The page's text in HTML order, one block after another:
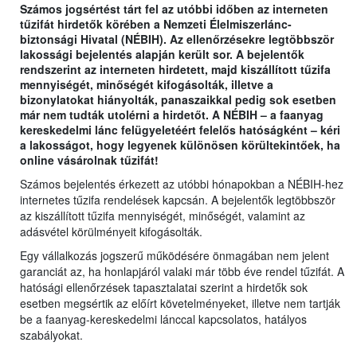
Számos jogsértést tárt fel az utóbbi időben az interneten
tűzifát hirdetők körében a Nemzeti Élelmiszerlánc-
biztonsági Hivatal (NÉBIH). Az ellenőrzésekre legtöbbször
lakossági bejelentés alapján került sor. A bejelentők
rendszerint az interneten hirdetett, majd kiszállított tűzifa
mennyiségét, minőségét kifogásolták, illetve a
bizonylatokat hiányolták, panaszaikkal pedig sok esetben
már nem tudták utolérni a hirdetőt. A NÉBIH – a faanyag
kereskedelmi lánc felügyeletéért felelős hatóságként – kéri
a lakosságot, hogy legyenek különösen körültekintőek, ha
online vásárolnak tűzifát!
Számos bejelentés érkezett az utóbbi hónapokban a NÉBIH-hez
internetes tűzifa rendelések kapcsán. A bejelentők legtöbbször
az kiszállított tűzifa mennyiségét, minőségét, valamint az
adásvétel körülményeit kifogásolták.
Egy vállalkozás jogszerű működésére önmagában nem jelent
garanciát az, ha honlapjáról valaki már több éve rendel tűzifát. A
hatósági ellenőrzések tapasztalatai szerint a hirdetők sok
esetben megsértik az előírt követelményeket, illetve nem tartják
be a faanyag-kereskedelmi lánccal kapcsolatos, hatályos
szabályokat.